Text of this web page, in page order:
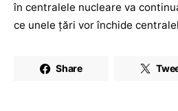
în centralele nucleare va
ce unele ţări vor închide
Share